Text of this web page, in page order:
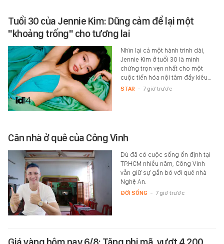
Tuổi 30 của Jennie Kim: Dũng cảm để lại một
"khoảng trống" cho tương lai
Nhìn lại cả một hành trình dài,
Jennie Kim ở tuổi 30 là minh
chứng trọn vẹn nhất cho một
cuộc tiến hóa nội tâm đầy kiêu…
STAR - 7 giờ trước
Căn nhà ở quê của Công Vinh
Dù đã có cuộc sống ổn định tại
TP.HCM nhiều năm, Công Vinh
vẫn giữ sự gắn bó với quê nhà
Nghệ An.
ĐỜI SỐNG - 7 giờ trước